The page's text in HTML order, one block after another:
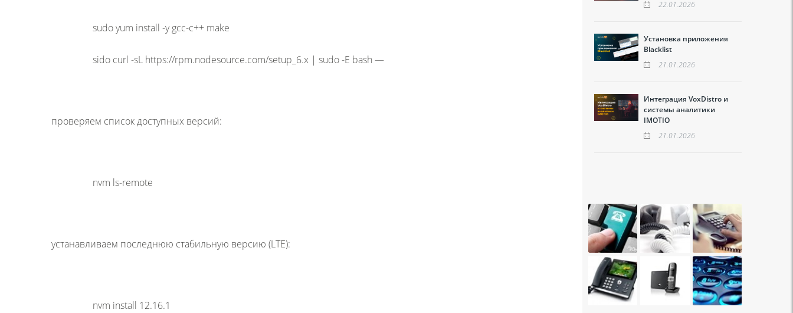
sudo yum install -y gcc-c++ make
sido curl -sL https://rpm.nodesource.com/setup_6.x | sudo -E bash —
проверяем список доступных версий:
nvm ls-remote
устанавливаем последнюю стабильную версию (LTE):
nvm install 12.16.1
22.01.2026
Установка приложения
Blacklist
21.01.2026
Интеграция VoxDistro и
системы аналитики
IMOTIO
21.01.2026